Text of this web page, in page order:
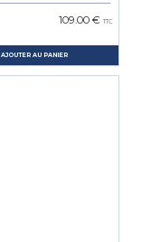
109.00 € TTC
AJOUTER AU PANIER